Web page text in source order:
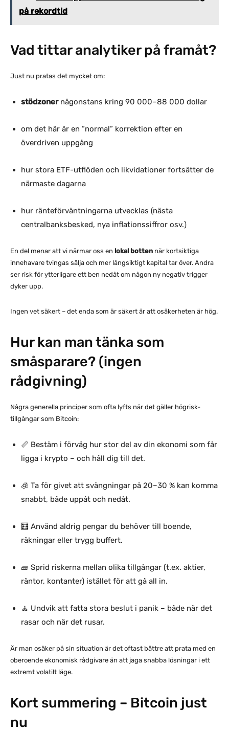
på rekordtid
Vad tittar analytiker på framåt?
Just nu pratas det mycket om:
stödzonernågonstans kring 90 000–88 000 dollar
om det här är en ”normal” korrektion efter en
överdriven uppgång
hur stora ETF-utflöden och likvidationer fortsätter de
närmaste dagarna
hur ränteförväntningarna utvecklas (nästa
centralbanksbesked, nya inflationssiffror osv.)
En del menar att vi närmar oss en lokal botten när kortsiktiga
innehavare tvingas sälja och mer långsiktigt kapital tar över. Andra
ser risk för ytterligare ett ben nedåt om någon ny negativ trigger
dyker upp.
Ingen vet säkert – det enda som är säkert är att osäkerheten är hög.
Hur kan man tänka som
småsparare? (ingen
rådgivning)
Några generella principer som ofta lyfts när det gäller högrisk-
tillgångar som Bitcoin:
📏 Bestäm i förväg hur stor del av din ekonomi som får
ligga i krypto – och håll dig till det.
🧊 Ta för givet att svängningar på 20–30 % kan komma
snabbt, både uppåt och nedåt.
🧮 Använd aldrig pengar du behöver till boende,
räkningar eller trygg buffert.
🧱 Sprid riskerna mellan olika tillgångar (t.ex. aktier,
räntor, kontanter) istället för att gå all in.
🧘 Undvik att fatta stora beslut i panik – både när det
rasar och när det rusar.
Är man osäker på sin situation är det oftast bättre att prata med en
oberoende ekonomisk rådgivare än att jaga snabba lösningar i ett
extremt volatilt läge.
Kort summering – Bitcoin just
nu